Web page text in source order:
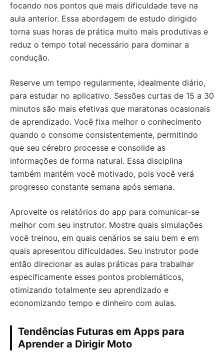
focando nos pontos que mais dificuldade teve na
aula anterior. Essa abordagem de estudo dirigido
torna suas horas de prática muito mais produtivas e
reduz o tempo total necessário para dominar a
condução.
Reserve um tempo regularmente, idealmente diário,
para estudar no aplicativo. Sessões curtas de 15 a 30
minutos são mais efetivas que maratonas ocasionais
de aprendizado. Você fixa melhor o conhecimento
quando o consome consistentemente, permitindo
que seu cérebro processe e consolide as
informações de forma natural. Essa disciplina
também mantém você motivado, pois você verá
progresso constante semana após semana.
Aproveite os relatórios do app para comunicar-se
melhor com seu instrutor. Mostre quais simulações
você treinou, em quais cenários se saiu bem e em
quais apresentou dificuldades. Seu instrutor pode
então direcionar as aulas práticas para trabalhar
especificamente esses pontos problemáticos,
otimizando totalmente seu aprendizado e
economizando tempo e dinheiro com aulas.
Tendências Futuras em Apps para
Aprender a Dirigir Moto